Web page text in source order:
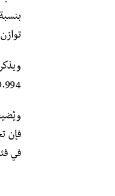
60.994
فإن
في